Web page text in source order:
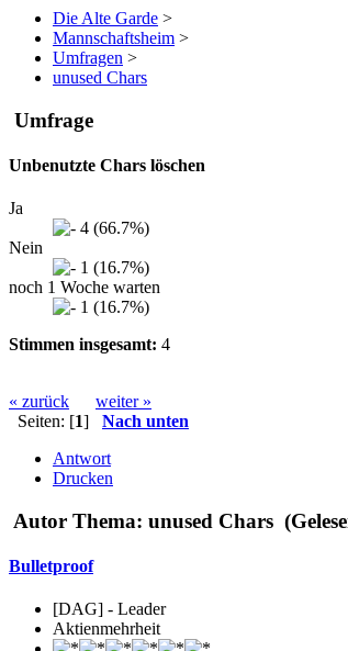
Die Alte Garde >
Mannschaftsheim >
Umfragen >
unused Chars
Umfrage
Unbenutzte Chars löschen
Ja
4 (66.7%)
Nein
1 (16.7%)
noch 1 Woche warten
1 (16.7%)
Stimmen insgesamt: 4
« zurück
weiter »
Seiten: [1] Nach unten
Antwort
Drucken
Autor Thema: unused Chars
Bulletproof
[DAG] - Leader
Aktienmehrheit